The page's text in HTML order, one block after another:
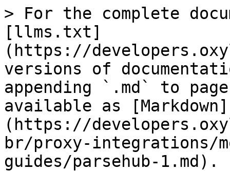
> For the complete
[llms.txt]
(https://
versions of
appending `.md` to
available as [Markdown]
(https://
br/proxy-integrations/
guides/parsehub-1.md).